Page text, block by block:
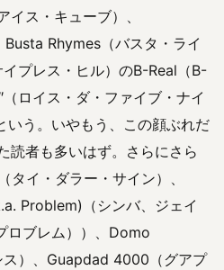
ス・キューブ）、
Rhymes（バスタ・ライ
プレス・ヒル）のB-Real（B-
ロイス・ダ・ファイブ・ナイ
いう。いやもう、この顔ぶれだ
読者も多いはず。さらにさら
イ・ダラー・サイン）、
Problem)（シンバ、ジェイ
ロブレム））、Domo
ス）、Guapdad 4000（グアプ